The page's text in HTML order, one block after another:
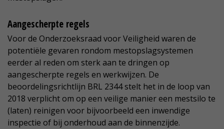
Aangescherpte regels
Voor de Onderzoeksraad voor Veiligheid waren de
potentiële gevaren rondom mestopslagsystemen
eerder al reden om sterk aan te dringen op
aangescherpte regels en werkwijzen. De
beoordelingsrichtlijn BRL 2344 stelt het in de loop van
2018 verplicht om op een veilige manier een mestsilo te
(laten) reinigen voor bijvoorbeeld een inwendige
inspectie of bij onderhoud aan de binnenzijde.